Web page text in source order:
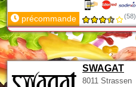
précommande (58)
SWAGAT
8011 Strassen